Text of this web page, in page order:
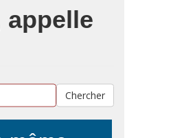
appelle
Chercher